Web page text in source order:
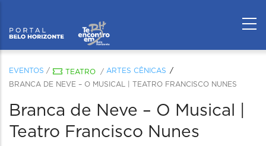
EVENTOS / TEATRO / ARTES CÊNICAS
BRANCA DE NEVE – O MUSICAL | TEATRO FRANCISCO NUNES
Branca de Neve – O Musical |
Teatro Francisco Nunes